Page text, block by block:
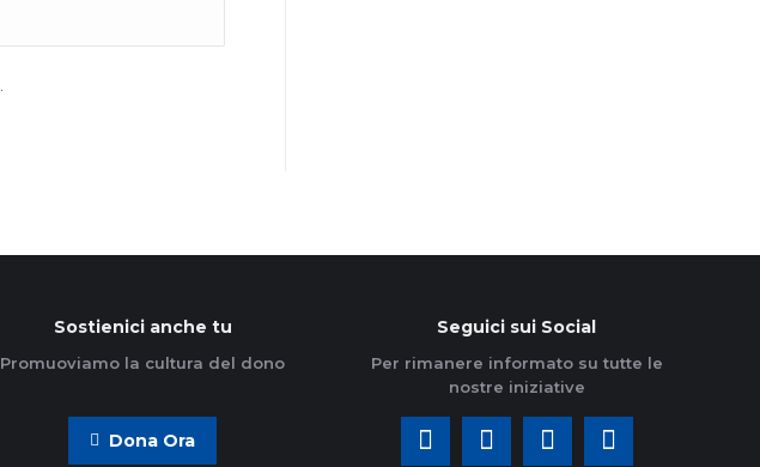
Sostienici anche tu
Promuoviamo la cultura del dono
Dona Ora
Seguici sui Social
Per rimanere informato su tutte le
nostre iniziative